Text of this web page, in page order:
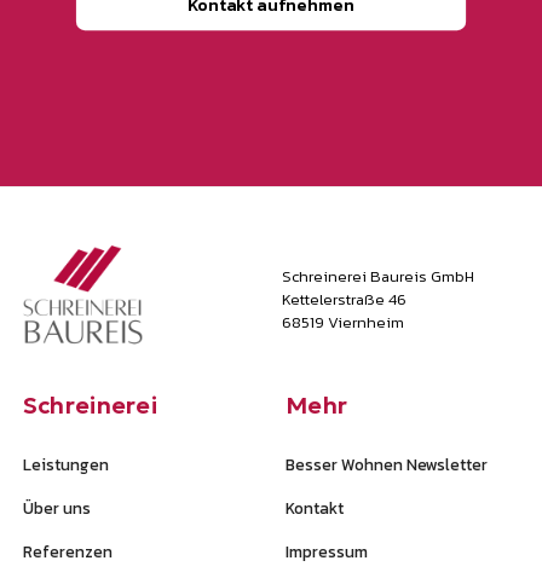
Schreinerei Baureis GmbH
Kettelerstraße 46
68519 Viernheim
Schreinerei
Leistungen
Über uns
Referenzen
Mehr
Besser Wohnen Newsletter
Kontakt
Impressum